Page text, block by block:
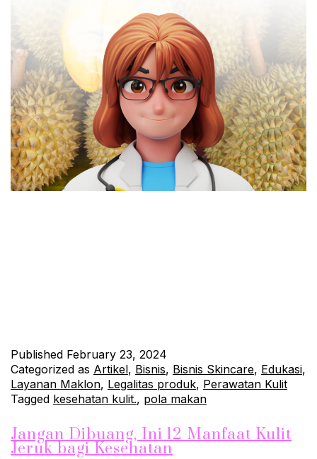
Published February 23, 2024
Categorized as Artikel, Bisnis, Bisnis Skincare, Edukasi,
Layanan Maklon, Legalitas produk, Perawatan Kulit
Tagged kesehatan kulit., pola makan
Jangan Dibuang, Ini 12 Manfaat Kulit
Jeruk bagi Kesehatan